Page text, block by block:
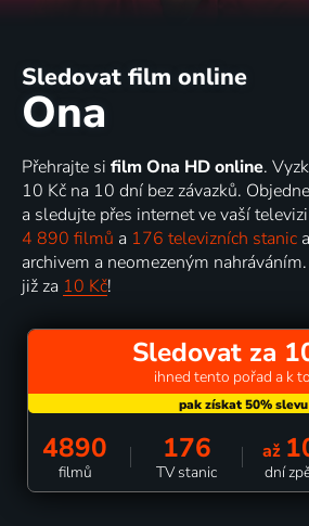
Sledovat film online
Ona
Přehrajte si film Ona HD online.
10 Kč na 10 dní bez závazků.
a sledujte přes internet ve vaší
4 890 filmů a 176 televizních stanic
archivem a neomezeným
již za 10 Kč!
Sledovat za
ihned tento pořad a k
4890
filmů
176
TV stanic
až
dní